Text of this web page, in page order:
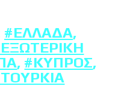
#ΕΛΛΆΔΑ,
, #ΚΎΠΡΟΣ,